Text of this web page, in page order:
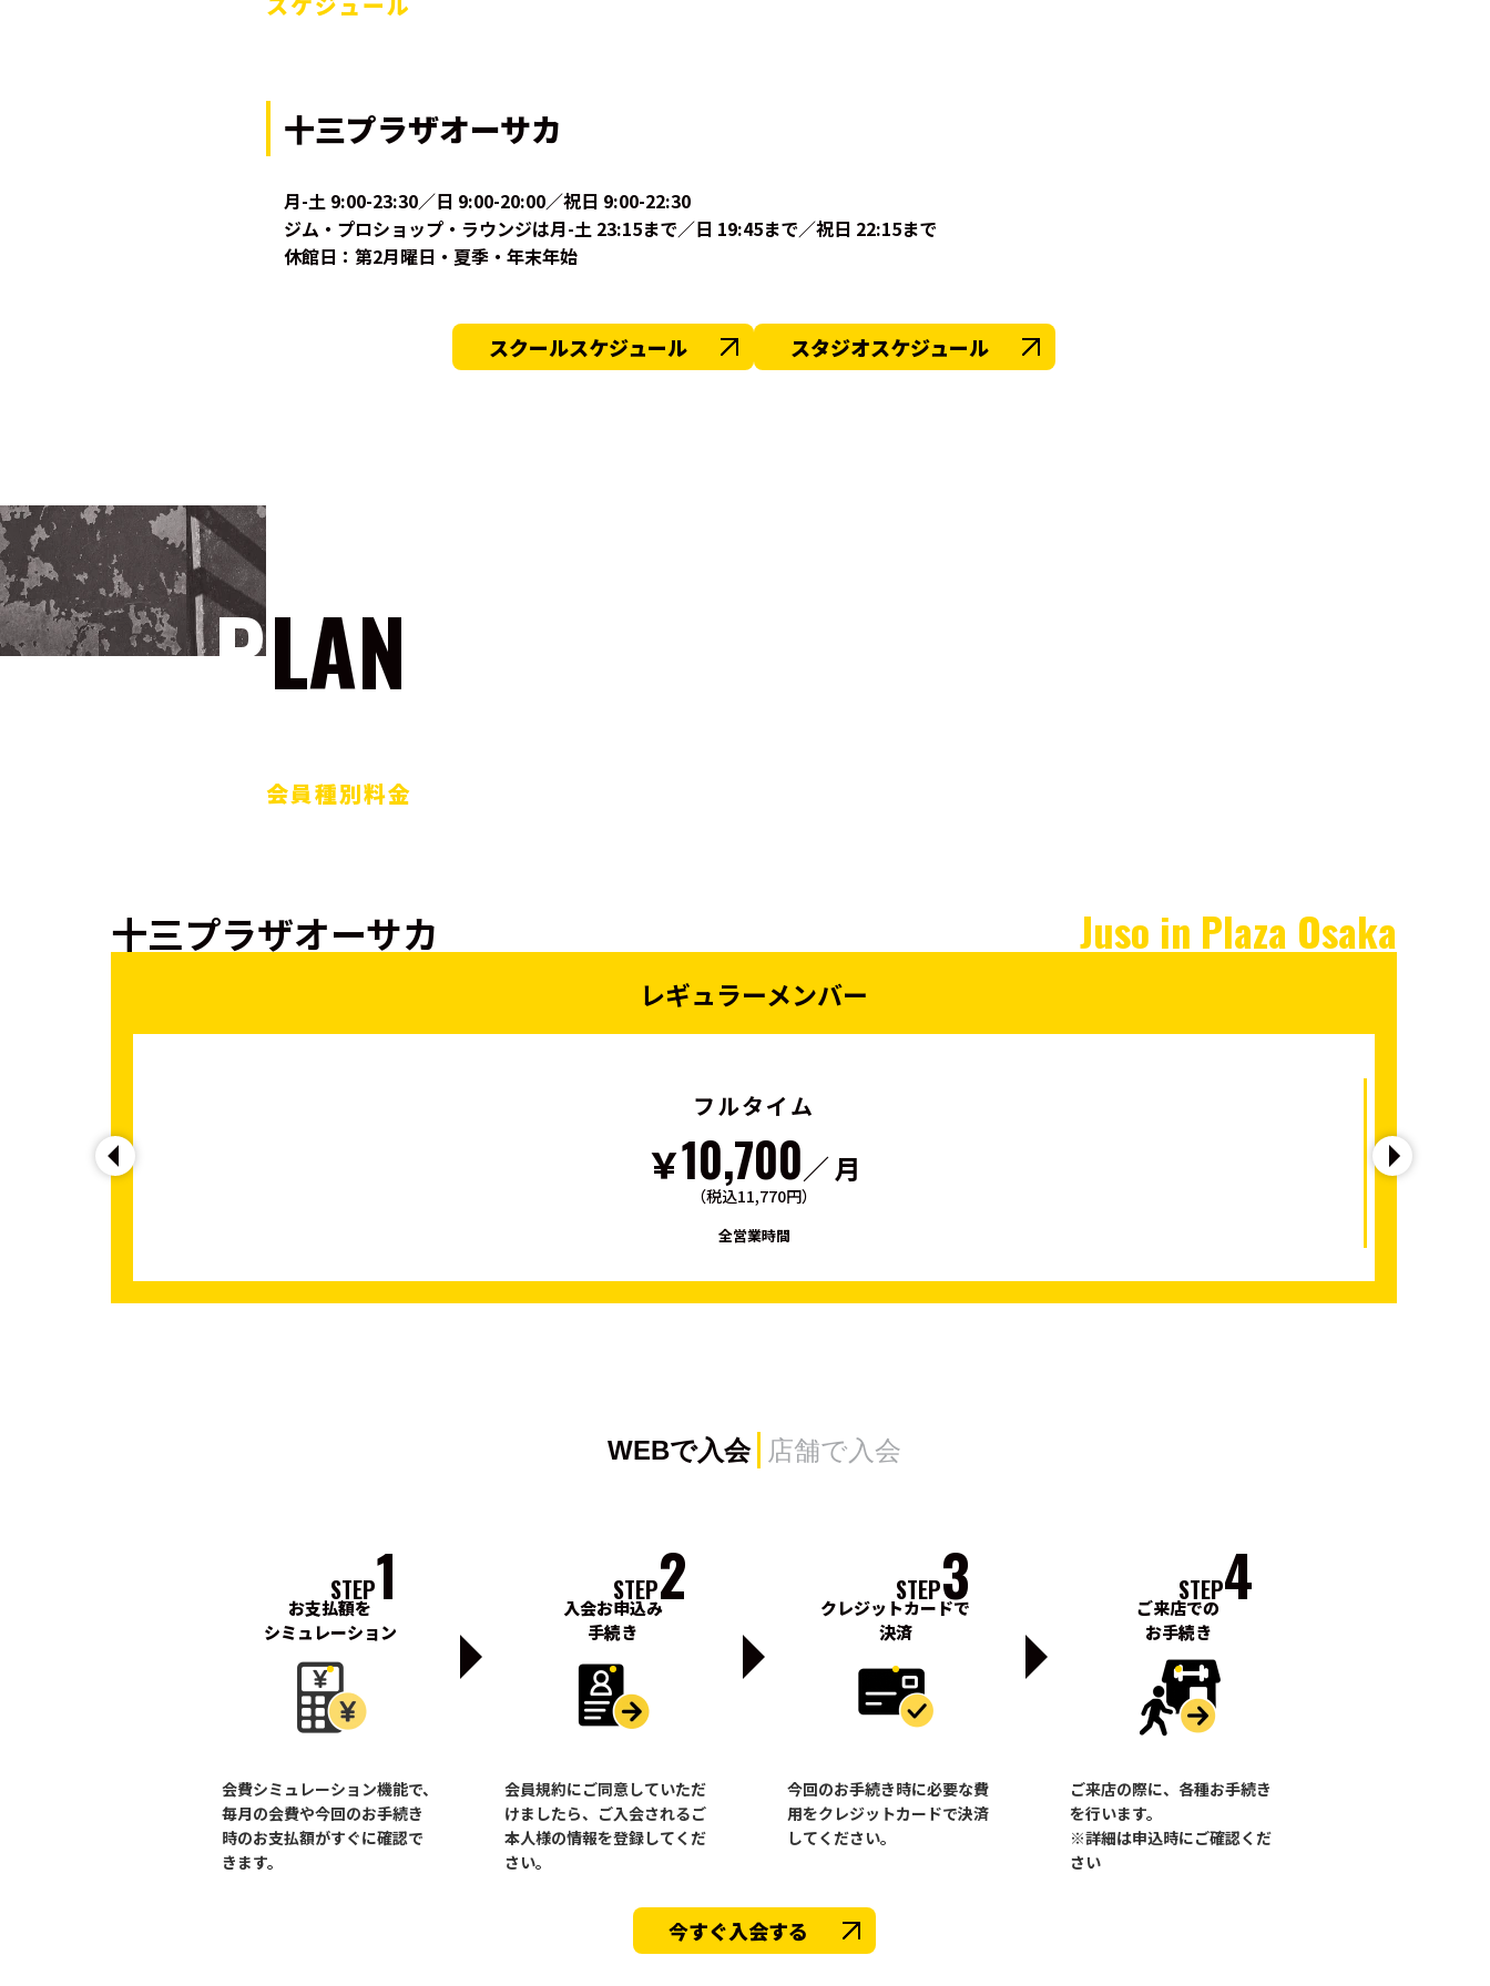
十三プラザオーサカ
月-土 9:00-23:30／日 9:00-20:00／祝日 9:00-22:30
ジム・プロショップ・ラウンジは月-土 23:15まで／日 19:45まで／祝日 22:15まで
休館日：第2月曜日・夏季・年末年始
スクールスケジュール スタジオスケジュール
PLAN
会員種別料金
十三プラザオーサカ Juso in Plaza Osaka
レギュラーメンバー
フルタイム
￥10,700／ 月
（税込11,770円）
全営業時間
WEBで入会 店舗で入会
STEP1
お支払額を
シミュレーション
会費シミュレーション機能で、
毎月の会費や今回のお手続き
時のお支払額がすぐに確認で
きます。
STEP2
入会お申込み
手続き
会員規約にご同意していただ
けましたら、ご入会されるご
本人様の情報を登録してくだ
さい。
STEP3
クレジットカードで
決済
今回のお手続き時に必要な費
用をクレジットカードで決済
してください。
STEP4
ご来店での
お手続き
ご来店の際に、各種お手続き
を行います。
※詳細は申込時にご確認くだ
さい
今すぐ入会する